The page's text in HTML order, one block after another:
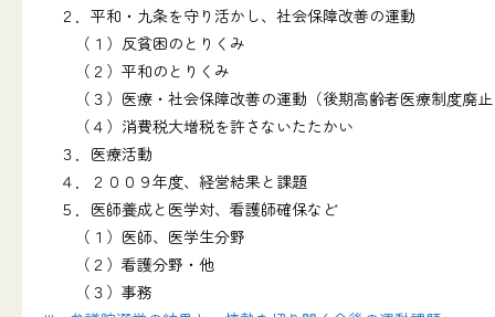
２．平和・九条を守り活かし、社会保障改善の運動
（１）反貧困のとりくみ
（２）平和のとりくみ
（３）医療・社会保障改善の運動（後期高齢者医療制度廃
（４）消費税大増税を許さないたたかい
３．医療活動
４．２００９年度、経営結果と課題
５．医師養成と医学対、看護師確保など
（１）医師、医学生分野
（２）看護分野・他
（３）事務